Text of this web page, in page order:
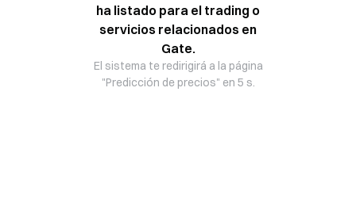
ha listado para el trading o
servicios relacionados en
Gate.
El sistema te redirigirá a la página
"Predicción de precios" en 5 s.